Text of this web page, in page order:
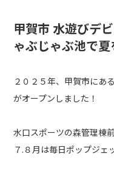
甲賀市 水遊びデ
ゃぶじゃぶ池で
２０２５年、甲賀市にあ
がオープンしました！
水口スポーツの森管理棟前
７.８月は毎日ポップジ